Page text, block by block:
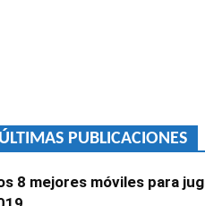
PUBLICACIONES
8 mejores móviles para